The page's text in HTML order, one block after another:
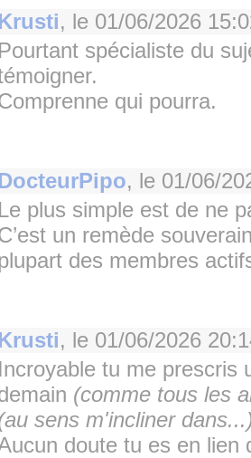
, le 01/06/2026
Pourtant spécialiste du
qui pourra.
, le 01/06/
Le plus simple est de ne
un remède
des membres
, le 01/06/2026
Incroyable tu me prescris
(comme tous les
sens m'incliner
doute tu es en lien